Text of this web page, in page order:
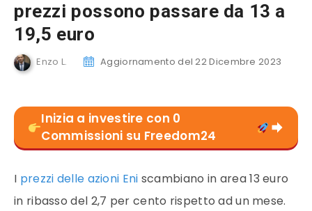
prezzi possono passare da 13 a
19,5 euro
Enzo L. Aggiornamento del 22 Dicembre 2023
Inizia a investire con 0
Commissioni su Freedom24
I prezzi delle azioni Eni scambiano in area 13 euro
in ribasso del 2,7 per cento rispetto ad un mese.